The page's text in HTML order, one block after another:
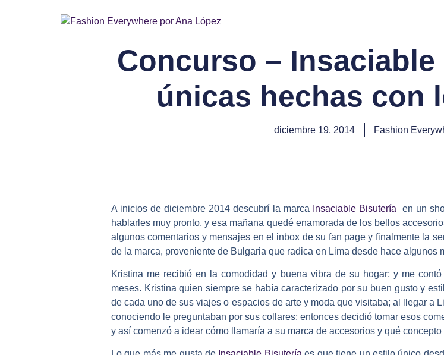
Concurso –
únicas hechas con
diciembre 19, 2014 Fashion
A inicios de diciembre 2014 descubrí la marca Insaciable Bisutería
en un
hablarles muy pronto, y esa mañana quedé enamorada de los bellos
algunos comentarios y mensajes en el inbox de su fan page y finalmente la
de la marca, proveniente de Bulgaria que radica en Lima desde hace algunos
Kristina me recibió en la comodidad y buena vibra de su hogar; y me
meses. Kristina quien siempre se había caracterizado por su buen gusto y
de cada uno de sus viajes o espacios de arte y moda que visitaba; al llegar a
conociendo le preguntaban por sus collares; entonces decidió tomar esos
y así comenzó a idear cómo llamaría a su marca de accesorios y qué